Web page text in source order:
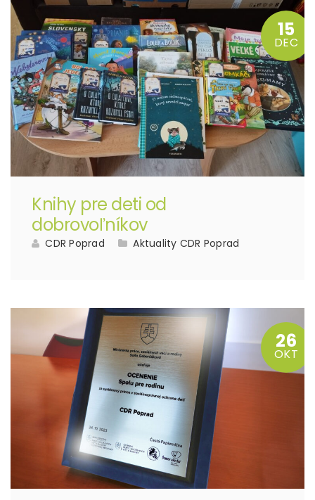
15
DEC
Knihy pre deti od
dobrovoľníkov
CDR Poprad Aktuality CDR Poprad
26
OKT